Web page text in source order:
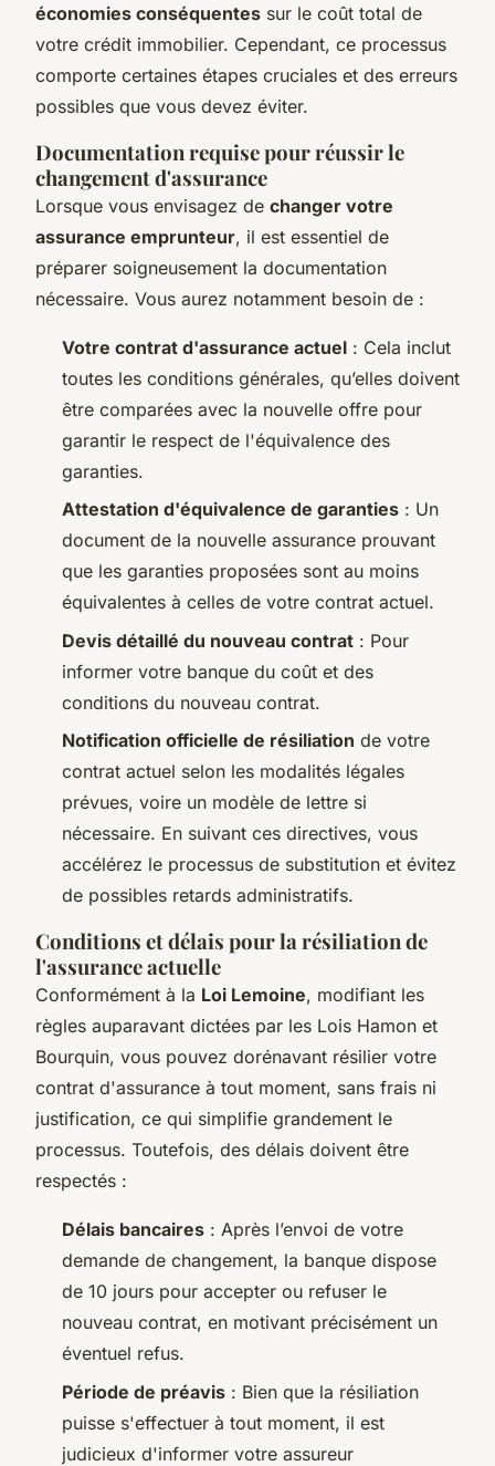
économies conséquentes sur le coût total de
votre crédit immobilier. Cependant, ce processus
comporte certaines étapes cruciales et des erreurs
possibles que vous devez éviter.
Documentation requise pour réussir le
changement d'assurance
Lorsque vous envisagez de changer votre
assurance emprunteur, il est essentiel de
préparer soigneusement la documentation
nécessaire. Vous aurez notamment besoin de :
Votre contrat d'assurance actuel : Cela inclut
toutes les conditions générales, qu’elles doivent
être comparées avec la nouvelle offre pour
garantir le respect de l'équivalence des
garanties.
Attestation d'équivalence de garanties : Un
document de la nouvelle assurance prouvant
que les garanties proposées sont au moins
équivalentes à celles de votre contrat actuel.
Devis détaillé du nouveau contrat : Pour
informer votre banque du coût et des
conditions du nouveau contrat.
Notification officielle de résiliation de votre
contrat actuel selon les modalités légales
prévues, voire un modèle de lettre si
nécessaire. En suivant ces directives, vous
accélérez le processus de substitution et évitez
de possibles retards administratifs.
Conditions et délais pour la résiliation de
l'assurance actuelle
Conformément à la Loi Lemoine, modifiant les
règles auparavant dictées par les Lois Hamon et
Bourquin, vous pouvez dorénavant résilier votre
contrat d'assurance à tout moment, sans frais ni
justification, ce qui simplifie grandement le
processus. Toutefois, des délais doivent être
respectés :
Délais bancaires : Après l’envoi de votre
demande de changement, la banque dispose
de 10 jours pour accepter ou refuser le
nouveau contrat, en motivant précisément un
éventuel refus.
Période de préavis : Bien que la résiliation
puisse s'effectuer à tout moment, il est
judicieux d'informer votre assureur